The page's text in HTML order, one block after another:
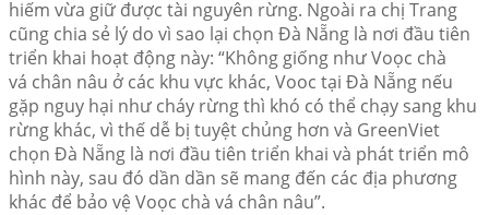
hiếm vừa giữ được tài nguyên rừng. Ngoài ra chị Trang
cũng chia sẻ lý do vì sao lại chọn Đà Nẵng là nơi đầu tiên
triển khai hoạt động này: “Không giống như Voọc chà
vá chân nâu ở các khu vực khác, Vooc tại Đà Nẵng nếu
gặp nguy hại như cháy rừng thì khó có thể chạy sang khu
rừng khác, vì thế dễ bị tuyệt chủng hơn và GreenViet
chọn Đà Nẵng là nơi đầu tiên triển khai và phát triển mô
hình này, sau đó dần dần sẽ mang đến các địa phương
khác để bảo vệ Voọc chà vá chân nâu”.